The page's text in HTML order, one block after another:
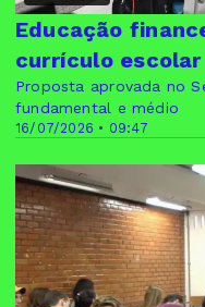
16/07/2026 • 09:47
Educação
currículo escolar
Proposta aprovada no
fundamental e médio